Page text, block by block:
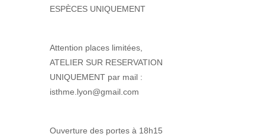
ESPÈCES UNIQUEMENT
Attention places limitées,
ATELIER SUR RESERVATION
UNIQUEMENT par mail :
isthme.lyon@gmail.com
Ouverture des portes à 18h15